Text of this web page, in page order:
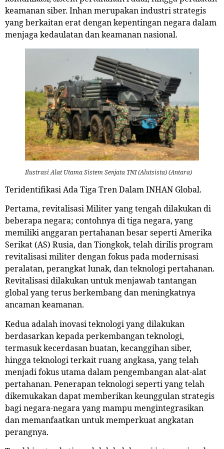
keamanan siber. Inhan merupakan industri strategis
yang berkaitan erat dengan kepentingan negara dalam
menjaga kedaulatan dan keamanan nasional.
Ilustrasi Alat Utama Sistem Senjata TNI (Alutsista) (Antara)
Teridentifikasi Ada Tiga Tren Dalam INHAN Global.
Pertama, revitalisasi Militer yang tengah dilakukan di
beberapa negara; contohnya di tiga negara, yang
memiliki anggaran pertahanan besar seperti Amerika
Serikat (AS) Rusia, dan Tiongkok, telah dirilis program
revitalisasi militer dengan fokus pada modernisasi
peralatan, perangkat lunak, dan teknologi pertahanan.
Revitalisasi dilakukan untuk menjawab tantangan
global yang terus berkembang dan meningkatnya
ancaman keamanan.
Kedua adalah inovasi teknologi yang dilakukan
berdasarkan kepada perkembangan teknologi,
termasuk kecerdasan buatan, kecanggihan siber,
hingga teknologi terkait ruang angkasa, yang telah
menjadi fokus utama dalam pengembangan alat-alat
pertahanan. Penerapan teknologi seperti yang telah
dikemukakan dapat memberikan keunggulan strategis
bagi negara-negara yang mampu mengintegrasikan
dan memanfaatkan untuk memperkuat angkatan
perangnya.